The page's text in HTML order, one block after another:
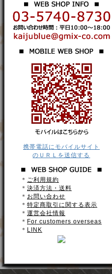
携帯電話にモバイルサイト
のＵＲＬを送信する
＊ ご利用規約
＊ 決済方法・送料
＊ お問い合わせ
＊ 特定商取引に関する表示
＊ 運営会社情報
＊ For customers overseas
＊ LINK